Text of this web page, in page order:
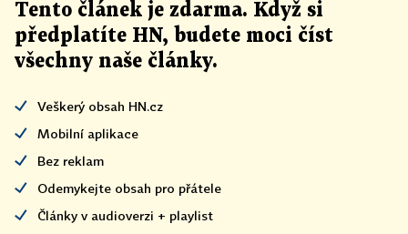
Tento článek je zdarma. Když si
předplatíte HN, budete moci číst
všechny naše články.
Veškerý obsah HN.cz
Mobilní aplikace
Bez reklam
Odemykejte obsah pro přátele
Články v audioverzi + playlist